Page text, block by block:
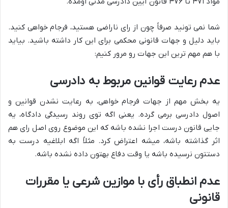
شما نمی تونید صرفاً چون از رای ناراضی هستید، فرجام خواهی کنید.
باید دلیل و جهات قانونی محکمی برای این کار داشته باشید. بیاید
با هم مهم ترین این جهات رو مرور کنیم:
عدم رعایت قوانین مربوط به دادرسی
یه بخش مهم از جهات فرجام خواهی، به رعایت نشدن قوانین و
اصول دادرسی برمی گرده. یعنی اگه توی روند رسیدگی دادگاه، یه
جایی قانون درست اجرا نشده باشه که این موضوع روی اصل رای هم
اثر گذاشته باشه، میشه اعتراض کرد. مثلاً اگه ابلاغیه درست به
دستتون نرسیده باشه یا وقت دفاع بهتون داده نشده باشه.
عدم انطباق رأی با موازین شرعی یا مقررات
قانونی